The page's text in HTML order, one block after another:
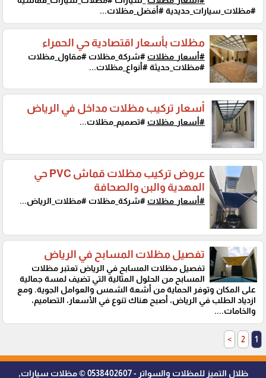
#مظلات_سيارات_حديدية #أفضل_مظلات...
مظلات بأسعار اقتصادية حي الحمراء
#أسعار_مظلات #شركة_مظلات #مقاول_مظلات
#مظلات_حديثة #أنواع_مظلات...
أسعار تركيب مظلات مداخل في الرياض
#أسعار_مظلات #تصميم_مظلات...
عروض تركيب مظلات قماش PVC حي
المهدية والبن والصحافة
#أسعار_مظلات #شركة_مظلات #مظلات_الرياض...
تفصيل مظلات المسابح في الرياض
تفصيل مظلات المسابح في الرياض تعتبر مظلات
المسابح من الحلول المثالية التي تضيف لمسة جمالية
على المكان وتوفر الحماية من أشعة الشمس والعوامل الجوية. ومع
ازدياد الطلب في الرياض، أصبح هناك تنوع في الأسعار، التصاميم،
والخامات....
1
2
>
ظلال التميز للمظلات والسواتر - 0538402607 © مظلات سيارات,